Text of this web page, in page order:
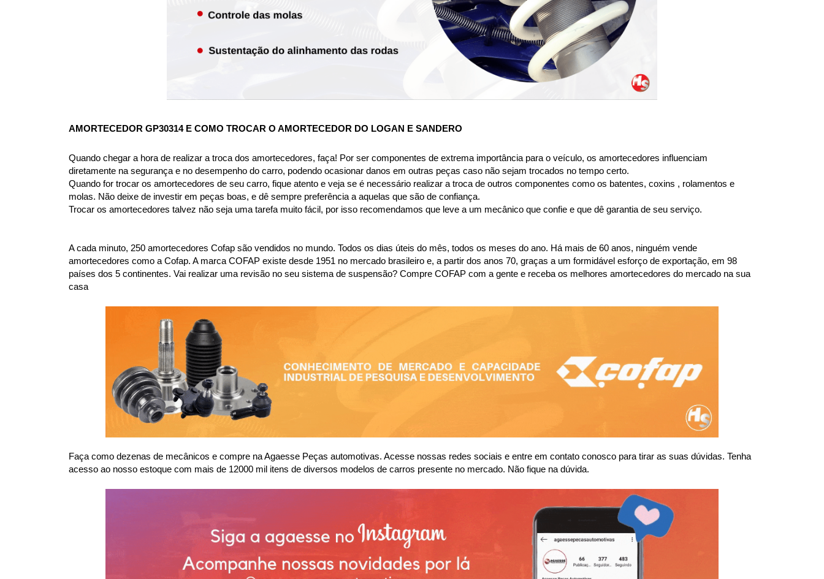
AMORTECEDOR GP30314 E COMO TROCAR O AMORTECEDOR DO LOGAN E SANDERO
Quando chegar a hora de realizar a troca dos amortecedores, faça! Por ser componentes de extrema importância para o veículo, os amortecedores influenciam
diretamente na segurança e no desempenho do carro, podendo ocasionar danos em outras peças caso não sejam trocados no tempo certo.
Quando for trocar os amortecedores de seu carro, fique atento e veja se é necessário realizar a troca de outros componentes como os batentes, coxins , rolamentos e
molas. Não deixe de investir em peças boas, e dê sempre preferência a aquelas que são de confiança.
Trocar os amortecedores talvez não seja uma tarefa muito fácil, por isso recomendamos que leve a um mecânico que confie e que dê garantia de seu serviço.
A cada minuto, 250 amortecedores Cofap são vendidos no mundo. Todos os dias úteis do mês, todos os meses do ano. Há mais de 60 anos, ninguém vende
amortecedores como a Cofap. A marca COFAP existe desde 1951 no mercado brasileiro e, a partir dos anos 70, graças a um formidável esforço de exportação, em 98
países dos 5 continentes. Vai realizar uma revisão no seu sistema de suspensão? Compre COFAP com a gente e receba os melhores amortecedores do mercado na sua
casa
Faça como dezenas de mecânicos e compre na Agaesse Peças automotivas. Acesse nossas redes sociais e entre em contato conosco para tirar as suas dúvidas. Tenha
acesso ao nosso estoque com mais de 12000 mil itens de diversos modelos de carros presente no mercado. Não fique na dúvida.